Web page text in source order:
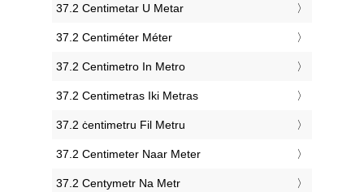
‎37.2 Centimetar U Metar
‎37.2 Centiméter Méter
‎37.2 Centimetro In Metro
‎37.2 Centimetras Iki Metras
‎37.2 ċentimetru Fil Metru
‎37.2 Centimeter Naar Meter
‎37.2 Centymetr Na Metr